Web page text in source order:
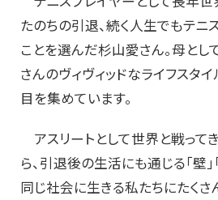
たのちの引退、続く人生でもテニ
ことを選んだ杉山愛さん。母とし
さんのヴィヴィッドなライフスタ
目を集めています。
アスリートとして世界と戦って
ら、引退後の生活にも通じる「壁
同じ社会に生きる私たちにたくさ